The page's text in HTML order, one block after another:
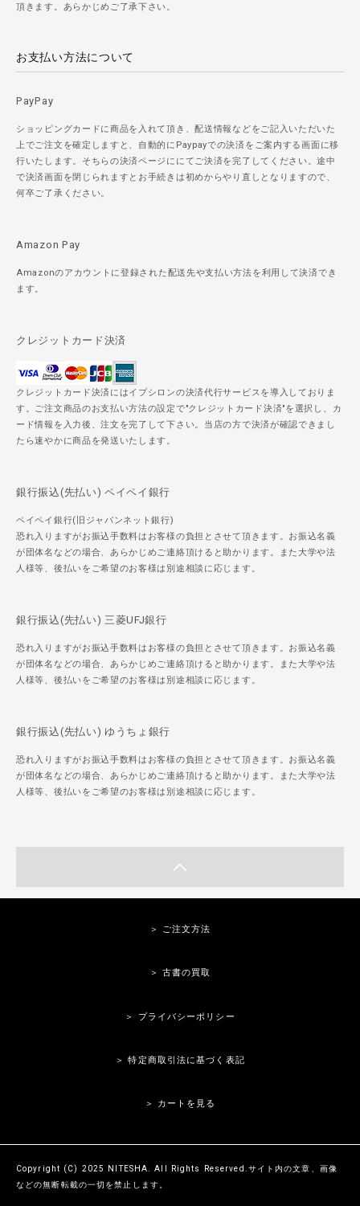
頂きます。あらかじめご了承下さい。
お支払い方法について
PayPay
ショッピングカードに商品を入れて頂き、配送情報などをご記入いただいた
上でご注文を確定しますと、自動的にPaypayでの決済をご案内する画面に移
行いたします。そちらの決済ページににてご決済を完了してください。途中
で決済画面を閉じられますとお手続きは初めからやり直しとなりますので、
何卒ご了承ください。
Amazon Pay
Amazonのアカウントに登録された配送先や支払い方法を利用して決済でき
ます。
クレジットカード決済
クレジットカード決済にはイプシロンの決済代行サービスを導入しておりま
す。ご注文商品のお支払い方法の設定で"クレジットカード決済"を選択し、カ
ード情報を入力後、注文を完了して下さい。当店の方で決済が確認できまし
たら速やかに商品を発送いたします。
銀行振込(先払い) ペイペイ銀行
ペイペイ銀行(旧ジャパンネット銀行)
恐れ入りますがお振込手数料はお客様の負担とさせて頂きます。お振込名義
が団体名などの場合、あらかじめご連絡頂けると助かります。また大学や法
人様等、後払いをご希望のお客様は別途相談に応じます。
銀行振込(先払い) 三菱UFJ銀行
恐れ入りますがお振込手数料はお客様の負担とさせて頂きます。お振込名義
が団体名などの場合、あらかじめご連絡頂けると助かります。また大学や法
人様等、後払いをご希望のお客様は別途相談に応じます。
銀行振込(先払い) ゆうちょ銀行
恐れ入りますがお振込手数料はお客様の負担とさせて頂きます。お振込名義
が団体名などの場合、あらかじめご連絡頂けると助かります。また大学や法
人様等、後払いをご希望のお客様は別途相談に応じます。
＞ ご注文方法
＞ 古書の買取
＞ プライバシーポリシー
＞ 特定商取引法に基づく表記
＞ カートを見る
Copyright (C) 2025 NITESHA. All Rights Reserved.サイト内の文章、画像
などの無断転載の一切を禁止します。